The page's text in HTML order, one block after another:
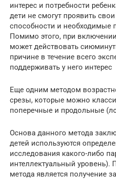
интерес и потребности
дети не смогут проявить
способности и необходимые
Помимо этого, при
может действовать
причине в течение всего
поддерживать у него интерес
Еще одним методом
срезы, которые можно
поперечные и продольные
Основа данного метода
детей используются
исследования какого-либо
интеллектуальный уровень).
метода является получение